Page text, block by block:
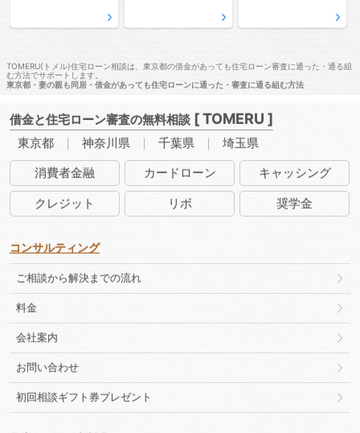
TOMERU(トメル)住宅ローン相談は、東京都の借金があっても住宅ローン審査に通った・通る組
む方法でサポートします。
東京都・妻の親も同居・借金があっても住宅ローンに通った・審査に通る組む方法
借金と住宅ローン審査の無料相談 [ TOMERU ]
東京都 神奈川県 千葉県
埼玉県
消費者金融 カード ローン キャッシング
クレジット リボ 奨学金
コンサルティング
ご相談から解決までの流れ
料金
会社案内
お問い合わせ
初回相談ギフト券プレゼント